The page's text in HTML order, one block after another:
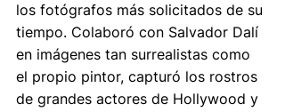
los fotógrafos más solicitados de su
tiempo. Colaboró con Salvador Dalí
en imágenes tan surrealistas como
el propio pintor, capturó los rostros
de grandes actores de Hollywood y